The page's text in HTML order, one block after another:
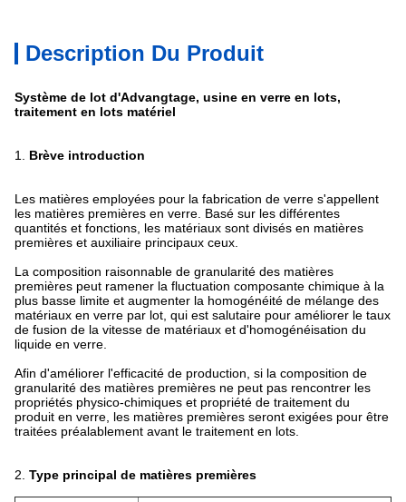
Description Du Produit
Système de lot d'Advangtage, usine en verre en lots,
traitement en lots matériel
1. Brève introduction
Les matières employées pour la fabrication de verre s'appellent
les matières premières en verre. Basé sur les différentes
quantités et fonctions, les matériaux sont divisés en matières
premières et auxiliaire principaux ceux.
La composition raisonnable de granularité des matières
premières peut ramener la fluctuation composante chimique à la
plus basse limite et augmenter la homogénéité de mélange des
matériaux en verre par lot, qui est salutaire pour améliorer le taux
de fusion de la vitesse de matériaux et d'homogénéisation du
liquide en verre.
Afin d'améliorer l'efficacité de production, si la composition de
granularité des matières premières ne peut pas rencontrer les
propriétés physico-chimiques et propriété de traitement du
produit en verre, les matières premières seront exigées pour être
traitées préalablement avant le traitement en lots.
2. Type principal de matières premières